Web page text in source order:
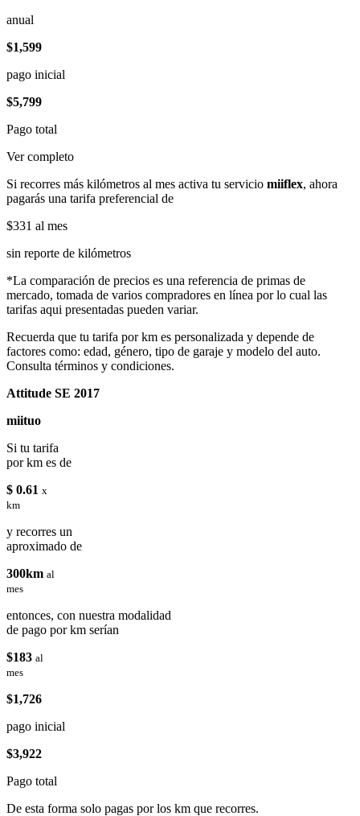
anual
$1,599
pago inicial
$5,799
Pago total
Ver completo
Si recorres más kilómetros al mes activa tu servicio miiflex, ahora
pagarás una tarifa preferencial de
$331 al mes
sin reporte de kilómetros
*La comparación de precios es una referencia de primas de
mercado, tomada de varios compradores en línea por lo cual las
tarifas aqui presentadas pueden variar.
Recuerda que tu tarifa por km es personalizada y depende de
factores como: edad, género, tipo de garaje y modelo del auto.
Consulta términos y condiciones.
Attitude SE 2017
miituo
Si tu tarifa
por km es de
$ 0.61 x
km
y recorres un
aproximado de
300km al
mes
entonces, con nuestra modalidad
de pago por km serían
$183 al
mes
$1,726
pago inicial
$3,922
Pago total
De esta forma solo pagas por los km que recorres.